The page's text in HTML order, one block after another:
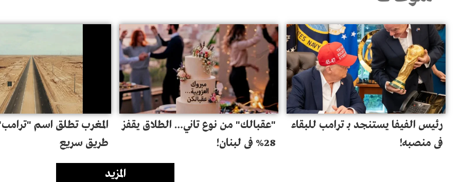
رئيس الفيفا يستنجد بـ ترامب للبقاء
في منصبه!
"عقبالك" من نوع تاني… الطلاق يقفز
28% في لبنان!
المغرب تطلق اسم
طريق سريع
المزيد